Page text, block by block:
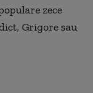
zece
Grigore sau